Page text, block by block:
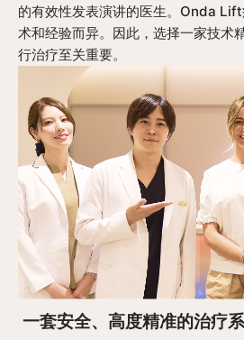
的有效性发表演讲的医生。Onda
术和经验而异。因此，选择一家技术
行治疗至关重要。
一套安全、高度精准的治疗